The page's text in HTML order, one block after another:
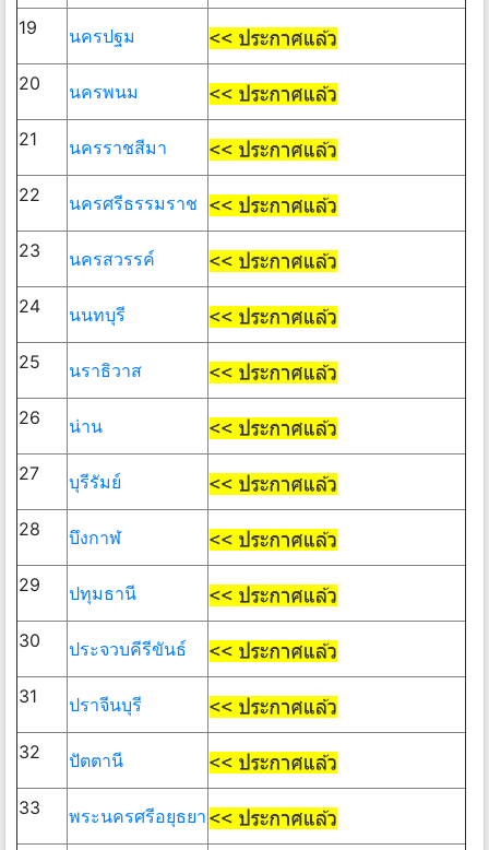
19 นครปฐม
20 นครพนม
21 นครราชสีมา
22 นครศรีธรรมราช
23 นครสวรรค์
24 นนทบุรี
25 นราธิวาส
26 น่าน
27 บุรีรัมย์
28 บึงกาฬ
29 ปทุมธานี
30 ประจวบคีรีขันธ์
31 ปราจีนบุรี
32 ปัตตานี
33 พระนครศรีอยุธยา